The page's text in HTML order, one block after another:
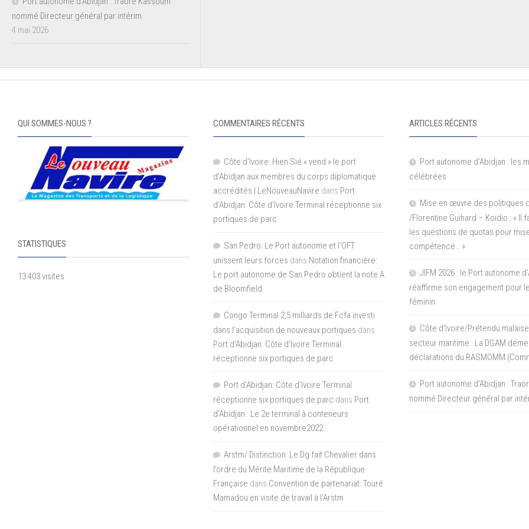
nommé Directeur général par intérim
4 mai 2026
QUI SOMMES-NOUS ?
STATISTIQUES
13 403 visites
COMMENTAIRES RÉCENTS
Côte d'Ivoire: Hien Sié « vend » le port
d'Abidjan aux membres du corps diplomatique
accrédités | LeNouveauNavire dans Port
d’Abidjan: Côte d’Ivoire Terminal réceptionne six
portiques de parc
San Pedro: Le Port autonome et l’OFT
unissent leurs forces dans Notation financière:
Le port autonome de San Pedro obtient la note A
de Bloomfield
Congo Terminal 2,5 milliards de Fcfa investi
dans l’acquisition de nouveaux portiques dans
Port d’Abidjan: Côte d’Ivoire Terminal
réceptionne six portiques de parc
Port d'Abidjan: Côte d’Ivoire Terminal
réceptionne six portiques de parc dans Port
d’Abidjan : Le 2e terminal à conteneurs
opérationnel en novembre2022
Arstm/ Distinction: Le Dg fait Chevalier dans
l’ordre du Mérite Maritime de la République
Française dans Convention de partenariat: Touré
Mamadou en visite de travail à l’Arstm
ARTICLES RÉCENTS
Port autonome d’Abidjan : les
célébrées
Mise en œuvre des politiques
/Florentine Guihard – Koidio : « Il
les questions de quotas pour
compétence… »
JIFM 2026 : le Port autonome
réaffirme son engagement pour
féminin
Côte d’Ivoire/Prétendu
secteur maritime : La DGAM
déclarations du RASMOMM
Port autonome d’Abidjan :
nommé Directeur général par